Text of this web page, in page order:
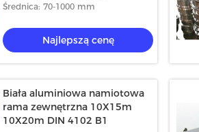
Średnica: 70-1000 mm
Najlepszą cenę
Biała aluminiowa namiotowa
rama zewnętrzna 10X15m
10X20m DIN 4102 B1